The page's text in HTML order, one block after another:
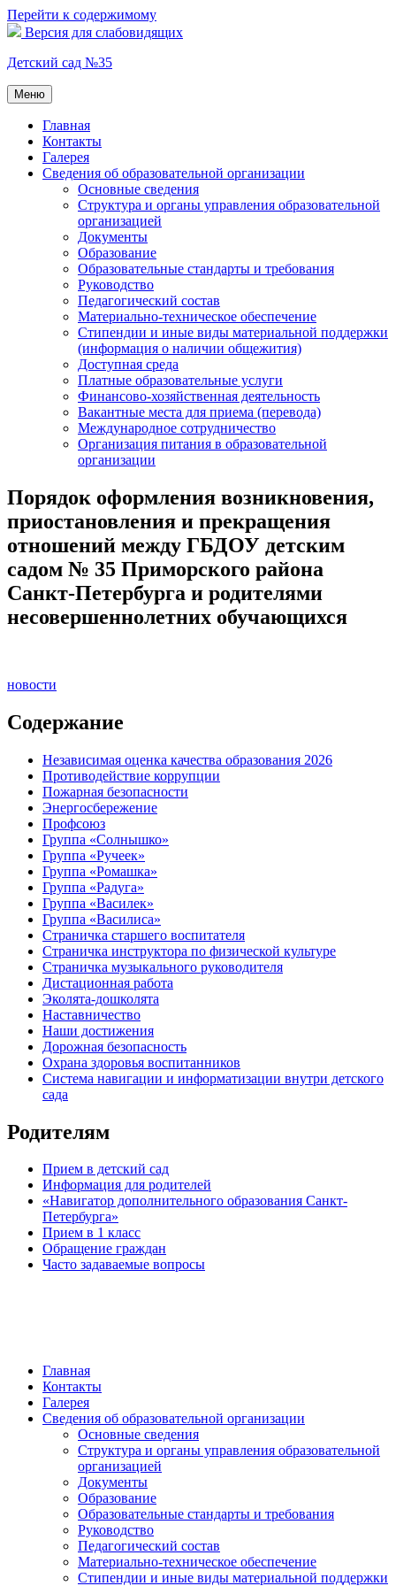
Перейти к содержимому
Версия для слабовидящих
Детский сад №35
Меню
Главная
Контакты
Галерея
Сведения об образовательной организации
Основные сведения
Структура и органы управления образовательной
организацией
Документы
Образование
Образовательные стандарты и требования
Руководство
Педагогический состав
Материально-техническое обеспечение
Стипендии и иные виды материальной поддержки
(информация о наличии общежития)
Доступная среда
Платные образовательные услуги
Финансово-хозяйственная деятельность
Вакантные места для приема (перевода)
Международное сотрудничество
Организация питания в образовательной
организации
Порядок оформления возникновения,
приостановления и прекращения
отношений между ГБДОУ детским
садом № 35 Приморского района
Санкт-Петербурга и родителями
несовершеннолетних обучающихся
новости
Содержание
Независимая оценка качества образования 2026
Противодействие коррупции
Пожарная безопасности
Энергосбережение
Профсоюз
Группа «Солнышко»
Группа «Ручеек»
Группа «Ромашка»
Группа «Радуга»
Группа «Василек»
Группа «Василиса»
Страничка старшего воспитателя
Страничка инструктора по физической культуре
Страничка музыкального руководителя
Дистационная работа
Эколята-дошколята
Наставничество
Наши достижения
Дорожная безопасность
Охрана здоровья воспитанников
Система навигации и информатизации внутри детского
сада
Родителям
Прием в детский сад
Информация для родителей
«Навигатор дополнительного образования Санкт-
Петербурга»
Прием в 1 класс
Обращение граждан
Часто задаваемые вопросы
Главная
Контакты
Галерея
Сведения об образовательной организации
Основные сведения
Структура и органы управления образовательной
организацией
Документы
Образование
Образовательные стандарты и требования
Руководство
Педагогический состав
Материально-техническое обеспечение
Стипендии и иные виды материальной поддержки